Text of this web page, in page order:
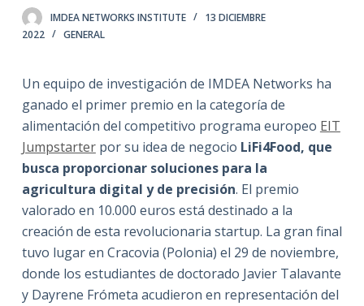
o
IMDEA NETWORKS INSTITUTE
13 DICIEMBRE
2022
GENERAL
Un equipo de investigación de IMDEA Networks ha
ganado el primer premio en la categoría de
alimentación del competitivo programa europeo EIT
Jumpstarterpor su idea de negocio LiFi4Food, que
busca proporcionar soluciones para la
agricultura digital y de precisión. El premio
valorado en 10.000 euros está destinado a la
creación de esta revolucionaria startup. La gran final
tuvo lugar en Cracovia (Polonia) el 29 de noviembre,
donde los estudiantes de doctorado Javier Talavante
y Dayrene Frómeta acudieron en representación del